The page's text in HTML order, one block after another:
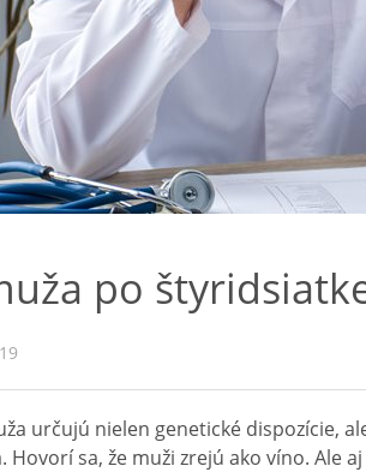
po
určujú nielen genetické dispozície,
Hovorí sa, že muži zrejú ako víno. Ale